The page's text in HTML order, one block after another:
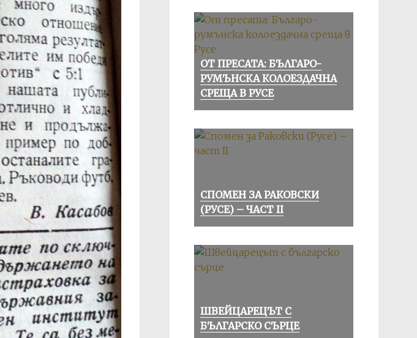
ОТ ПРЕСАТА: БЪЛГАРО-
РУМЪНСКА КОЛОЕЗДАЧНА
СРЕЩА В РУСЕ
СПОМЕН ЗА РАКОВСКИ
(РУСЕ) – ЧАСТ II
ШВЕЙЦАРЕЦЪТ С
БЪЛГАРСКО СЪРЦЕ